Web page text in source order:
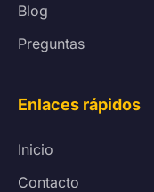
Blog
Preguntas
Enlaces rápidos
Inicio
Contacto